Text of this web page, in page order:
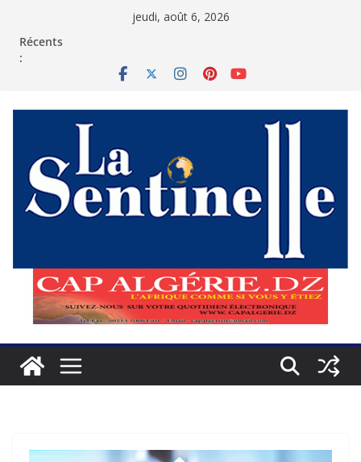
jeudi, août 6, 2026
Récents
: